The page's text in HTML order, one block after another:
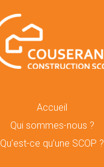
Accueil
Qui sommes-nous ?
Qu’est-ce qu’une SCOP ?